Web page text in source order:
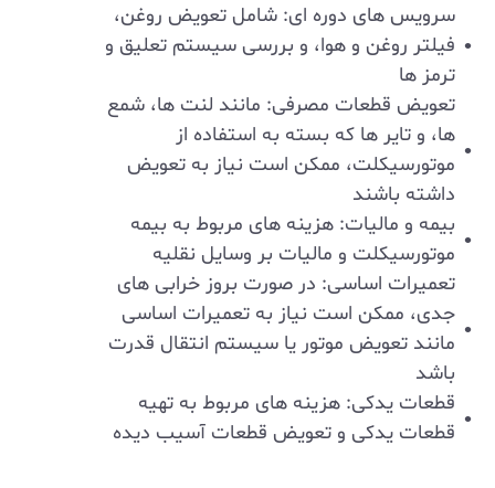
سرویس‌ های دوره‌ ای: شامل تعویض روغن،
فیلتر روغن و هوا، و بررسی سیستم تعلیق و
ترمز ها
تعویض قطعات مصرفی: مانند لنت‌ ها، شمع‌
ها، و تایر ها که بسته به استفاده از
موتورسیکلت، ممکن است نیاز به تعویض
داشته باشند
بیمه و مالیات: هزینه ‌های مربوط به بیمه
موتورسیکلت و مالیات بر وسایل نقلیه
تعمیرات اساسی: در صورت بروز خرابی‌ های
جدی، ممکن است نیاز به تعمیرات اساسی
مانند تعویض موتور یا سیستم انتقال قدرت
باشد
قطعات یدکی: هزینه‌ های مربوط به تهیه
قطعات یدکی و تعویض قطعات آسیب ‌دیده